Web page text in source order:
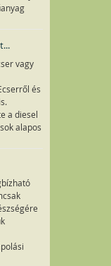
vagy
és
a diesel
alapos